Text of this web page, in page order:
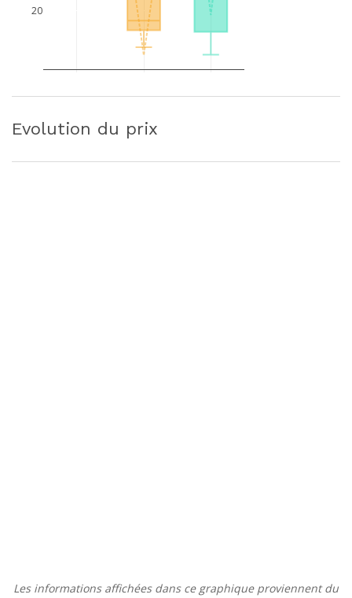
20
Evolution du prix
Les informations affichées dans ce graphique proviennent du